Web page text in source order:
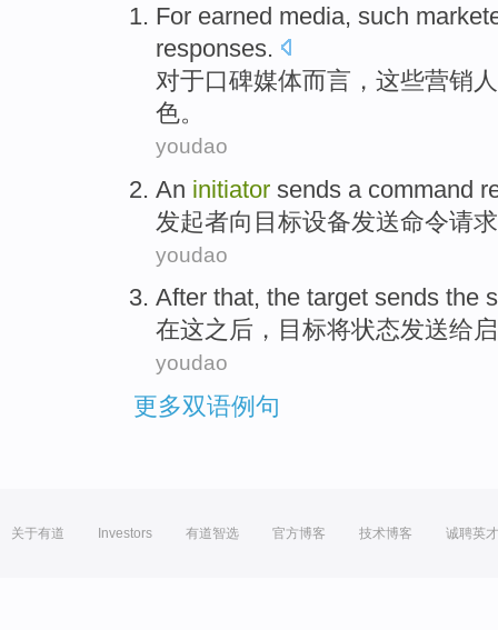
For earned media, such
responses.
对于口碑媒体而言， 这些营销
色。
youdao
An initiator sends a command
发起者向 目标设备发送命令请求
youdao
After that, the target sends the
在这之后， 目标将状态发送给
youdao
更多双语例句
关于有道 Investors 有道智选 官方博客 技术博客 诚聘英才